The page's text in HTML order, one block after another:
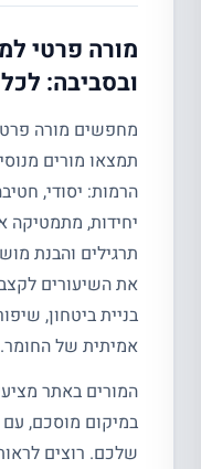
מורה פרטי
ובסביבה:
מחפשים מורה
תמצאו מורים
יחידות, מתמטיקה
תרגילים והבנת
את השיעורים
בניית ביטחון,
אמיתית של החומר.
המורים באתר
במיקום מוסכם,
שלכם. רוצים